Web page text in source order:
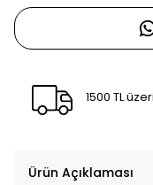
1500 TL
Ürün Açıklaması